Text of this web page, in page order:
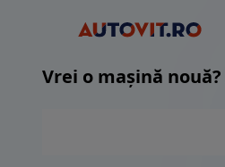
Vrei o mașină nouă?